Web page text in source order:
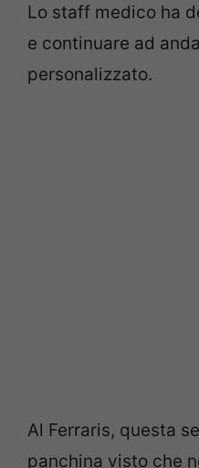
Lo staff medico ha
e continuare ad
personalizzato.
Al Ferraris, questa
panchina visto che